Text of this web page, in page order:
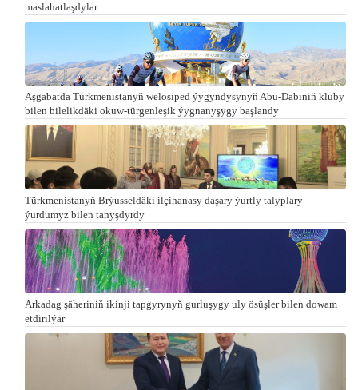
maslahatlaşdylar
Aşgabatda Türkmenistanyň welosiped ýygyndysynyň Abu-Dabiniň kluby
bilen bilelikdäki okuw-türgenleşik ýygnanyşygy başlandy
Türkmenistanyň Brýusseldäki ilçihanasy daşary ýurtly talyplary
ýurdumyz bilen tanyşdyrdy
Arkadag şäheriniň ikinji tapgyrynyň gurluşygy uly ösüşler bilen dowam
etdirilýär